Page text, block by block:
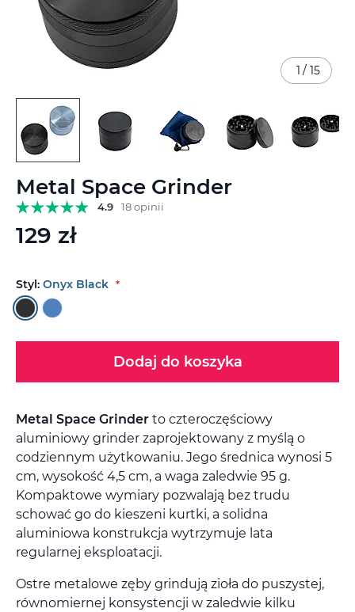
Metal Space Grinder
4.9 18 opinii
129 zł
Styl: Onyx Black
Dodaj do koszyka
Metal Space Grinder to czteroczęściowy
aluminiowy grinder zaprojektowany z myślą o
codziennym użytkowaniu. Jego średnica wynosi 5
cm, wysokość 4,5 cm, a waga zaledwie 95 g.
Kompaktowe wymiary pozwalają bez trudu
schować go do kieszeni kurtki, a solidna
aluminiowa konstrukcja wytrzymuje lata
regularnej eksploatacji.
Ostre metalowe zęby grindują zioła do puszystej,
równomiernej konsystencji w zaledwie kilku
1 / 15
na
początek
galerii